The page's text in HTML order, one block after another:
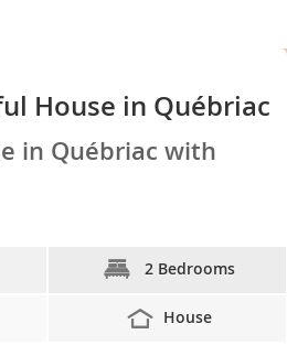
House in Québriac
in Québriac with
2 Bedrooms
House